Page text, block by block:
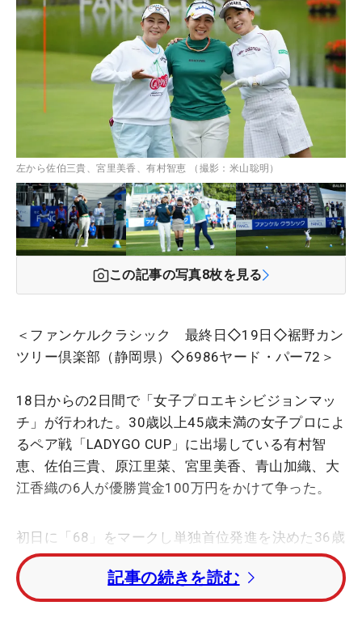
左から佐伯三貴、宮里美香、有村智恵 （撮影：米山聡明）
この記事の写真8枚を見る
＜ファンケルクラシック 最終日◇19日◇裾野カン
ツリー倶楽部（静岡県）◇6986ヤード・パー72＞
18日からの2日間で「女子プロエキシビジョンマッ
チ」が行われた。30歳以上45歳未満の女子プロによ
るペア戦「LADYGO CUP」に出場している有村智
恵、佐伯三貴、原江里菜、宮里美香、青山加織、大
江香織の6人が優勝賞金100万円をかけて争った。
初日に「68」をマークし単独首位発進を決めた36歳
の宮里が、この日ボギーなしの3バーディを奪い
「69」をマーク。トータル7アンダーで逃げ切りVを
果たした。「久しぶりに2日連続アンダーパーで回
記事の続きを読む